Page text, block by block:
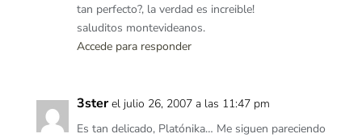
tan perfecto?, la verdad es increible!
saluditos montevideanos.
Accede para responder
3ster el julio 26, 2007 a las 11:47 pm
Es tan delicado, Platónika… Me siguen pareciendo